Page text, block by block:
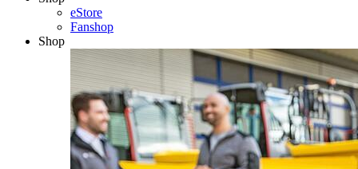
eStore
Fanshop
Shop